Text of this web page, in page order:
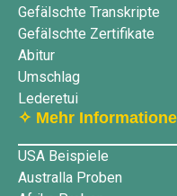
Gefälschte Transkripte
Gefälschte Zertifikate
Abitur
Umschlag
Lederetui
✧ Mehr
USA Beispiele
Australla Proben